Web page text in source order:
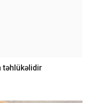
təhlükəlidir